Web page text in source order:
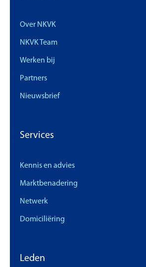
Over NKVK
NKVK Team
Werken bij
Partners
Nieuwsbrief
Services
Kennis en advies
Marktbenadering
Netwerk
Domiciliëring
Leden